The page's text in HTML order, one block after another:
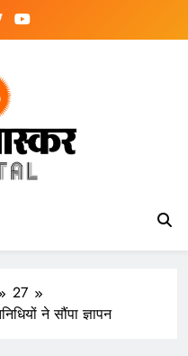
27
ने सौंपा ज्ञापन